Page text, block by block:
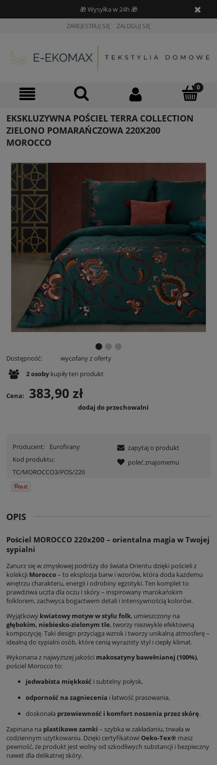
🎁 Wysyłka w 24h 🎁
ZAREJESTRUJ SIĘ ZALOGUJ SIĘ
EKSKLUZYWNA POŚCIEL TERRA COLLECTION
ZIELONO POMARAŃCZOWA 220X200
MOROCCO
Dostępność:
wycofany z oferty
2osoby kupiłyten produkt
Cena: 383,90 zł
dodaj do przechowalni
Producent:
Eurofirany
Kod produktu:
TC/MOROCCO3/POS/220
zapytaj o produkt
poleć znajomemu
OPIS
Pościel MOROCCO 220x200 – orientalna magia w Twojej
sypialni
Zanurz się w zmysłowej podróży do świata Orientu dzięki pościeli z
kolekcji Morocco– to eksplozja barw i wzorów, która doda każdemu
wnętrzu charakteru, energii i odrobiny egzotyki. Ten komplet to
prawdziwa uczta dla oczu i skóry – inspirowany marokańskim
folklorem, zachwyca bogactwem detali i intensywnością kolorów.
Wyjątkowy kwiatowy motyw w stylu folk, umieszczony na
głębokim, niebiesko-zielonym tle, tworzy niezwykle efektowną
kompozycję. Taki design przyciąga wzrok i tworzy unikalną atmosferę –
idealną do sypialni osób, które cenią wyrazisty styl i ciepły klimat.
Wykonana z najwyższej jakości makosatyny bawełnianej (100%),
pościel Morocco to:
jedwabista miękkość i subtelny połysk,
odporność na zagniecenia i łatwość prasowania,
doskonała przewiewność i komfort noszenia przez skórę.
Zapinana na plastikowe zamki – szybka w zakładaniu, trwała w
codziennym użytkowaniu. Dzięki certyfikatowi Oeko-Tex® masz
pewność, że produkt jest wolny od szkodliwych substancji i bezpieczny
nawet dla delikatnej skóry.